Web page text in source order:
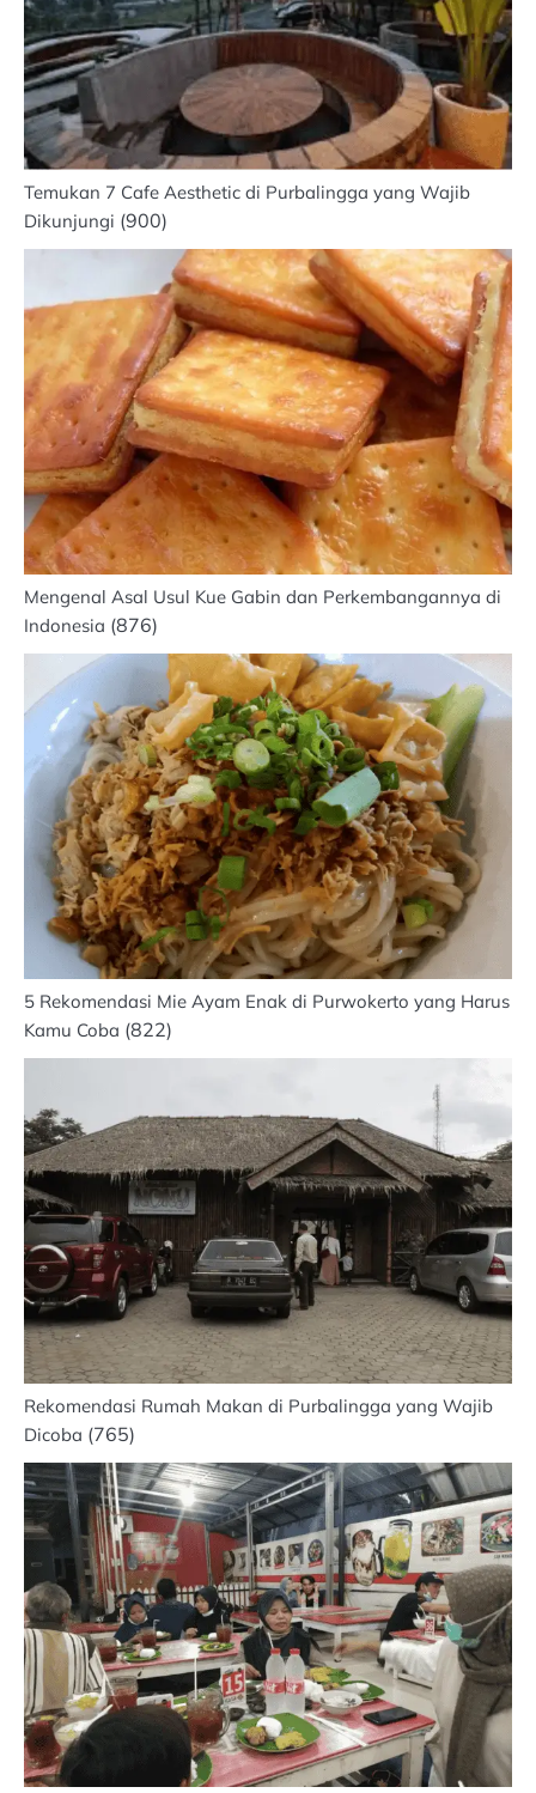
Temukan 7 Cafe Aesthetic di Purbalingga yang Wajib
Dikunjungi (900)
Mengenal Asal Usul Kue Gabin dan Perkembangannya di
Indonesia (876)
5 Rekomendasi Mie Ayam Enak di Purwokerto yang Harus
Kamu Coba (822)
Rekomendasi Rumah Makan di Purbalingga yang Wajib
Dicoba (765)